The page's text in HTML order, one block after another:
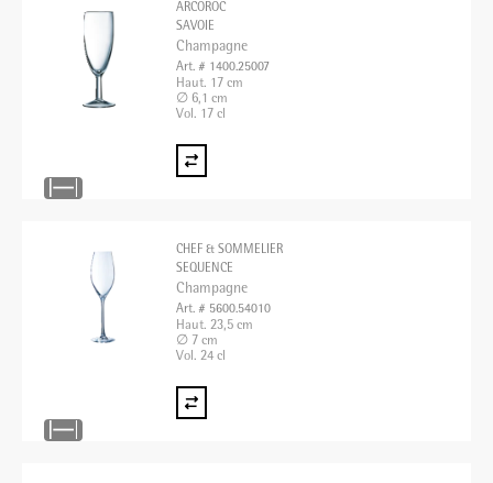
ARCOROC
SAVOIE
Champagne
Art. # 1400.25007
Haut. 17 cm
∅ 6,1 cm
Vol. 17 cl
CHEF & SOMMELIER
SEQUENCE
Champagne
Art. # 5600.54010
Haut. 23,5 cm
∅ 7 cm
Vol. 24 cl